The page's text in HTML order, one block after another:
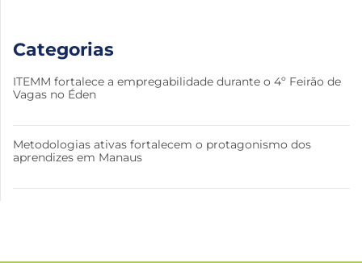
Categorias
ITEMM fortalece a empregabilidade durante o 4º Feirão de
Vagas no Éden
Metodologias ativas fortalecem o protagonismo dos
aprendizes em Manaus